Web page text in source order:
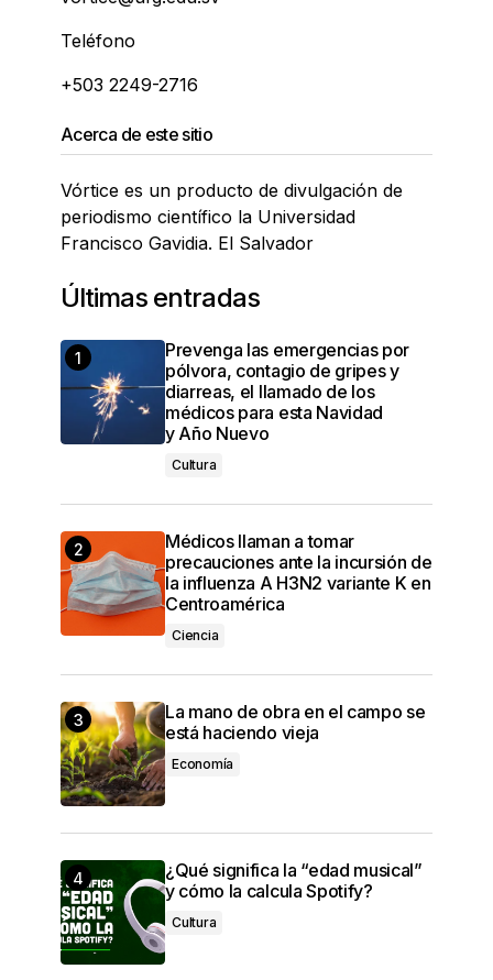
Teléfono
+503 2249-2716
Acerca de este sitio
Vórtice es un producto de divulgación de
periodismo científico la Universidad
Francisco Gavidia. El Salvador
Últimas entradas
Prevenga las emergencias por
pólvora, contagio de gripes y
diarreas, el llamado de los
médicos para esta Navidad
y Año Nuevo
Cultura
Médicos llaman a tomar
precauciones ante la incursión de
la influenza A H3N2 variante K en
Centroamérica
Ciencia
La mano de obra en el campo se
está haciendo vieja
Economía
¿Qué significa la “edad musical”
y cómo la calcula Spotify?
Cultura